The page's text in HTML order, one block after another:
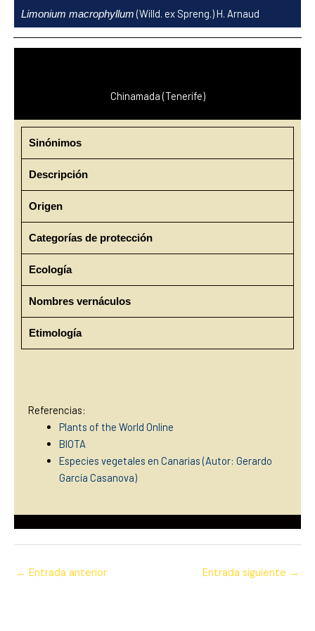
contenido
Limonium macrophyllum (Willd. ex Spreng.) H. Arnaud
Chinamada (Tenerife)
Sinónimos
Descripción
Origen
Categorías de protección
Ecología
Nombres vernáculos
Etimología
Referencias:
Plants of the World Online
BIOTA
Especies vegetales en Canarias (Autor: Gerardo
García Casanova)
← Entrada anterior Entrada siguiente →